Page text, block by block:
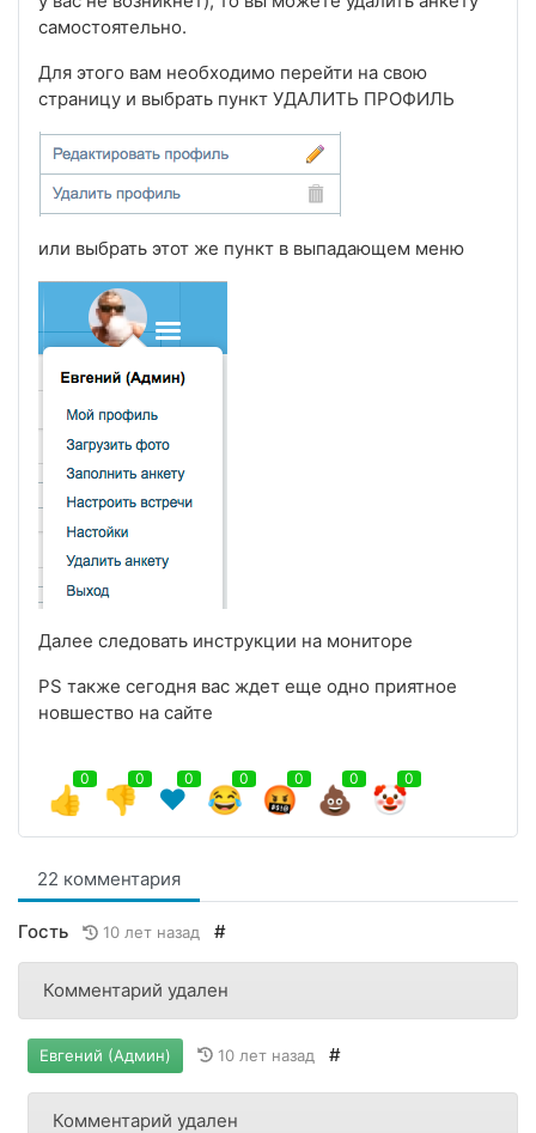
самостоятельно.
Для этого вам необходимо перейти на свою
страницу и выбрать пункт УДАЛИТЬ ПРОФИЛЬ
или выбрать этот же пункт в выпадающем меню
Далее следовать инструкции на мониторе
PS также сегодня вас ждет еще одно приятное
новшество на сайте
👍
0
👎
0
❤️
0
😂
0
🤬
0
💩
0
🤡
0
22 комментария
Гость 10 лет назад #
Комментарий удален
Евгений (Админ) 10 лет назад #
Комментарий удален